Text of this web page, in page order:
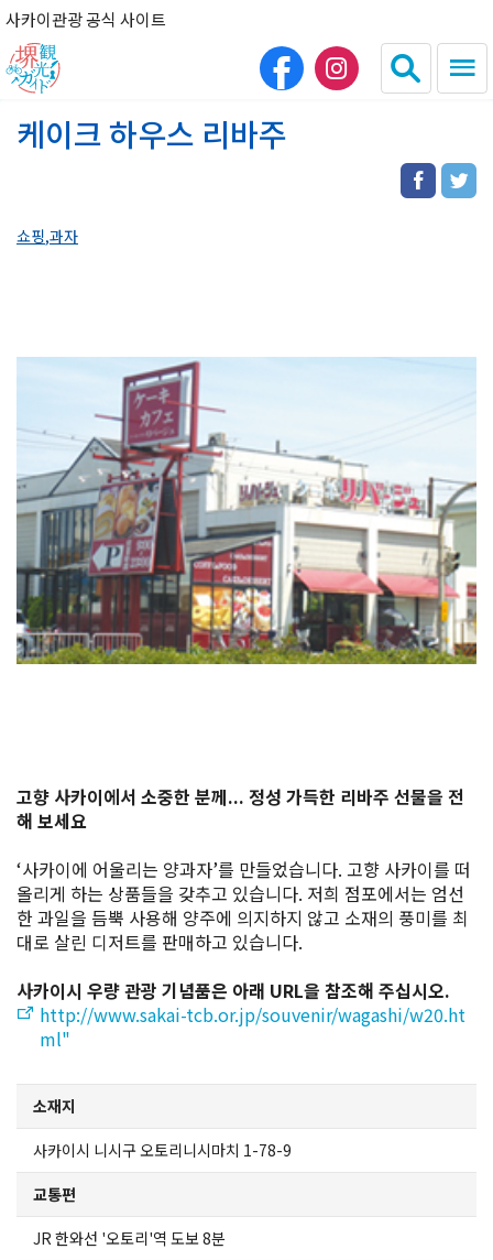
사카이관광 공식 사이트
日本語 English
숙박
꽃 시즌 정보
쇼핑
스포츠 시설
사카이 NAVI
사카이에 오신 것을 환영합니다!
명소 검색
지도에서 찾기
유익한 정보
관광 안내소
케이크 하우스 리바주
쇼핑 과자
고향 사카이에서 소중한 분께... 정성 가득한 리바주 선물을 전
해 보세요
‘사카이에 어울리는 양과자’를 만들었습니다. 고향 사카이를 떠
올리게 하는 상품들을 갖추고 있습니다. 저희 점포에서는 엄선
한 과일을 듬뿍 사용해 양주에 의지하지 않고 소재의 풍미를 최
대로 살린 디저트를 판매하고 있습니다.
사카이시 우량 관광 기념품은 아래 URL을 참조해 주십시오.
http://www.sakai-tcb.or.jp/souvenir/wagashi/w20.ht
ml"
소재지
사카이시 니시구 오토리니시마치 1-78-9
교통편
JR 한와선 '오토리'역 도보 8분